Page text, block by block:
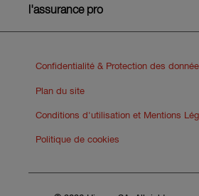
l'assurance pro
Confidentialité & Protection des
Plan du site
Conditions d'utilisation et Mentions
Politique de cookies